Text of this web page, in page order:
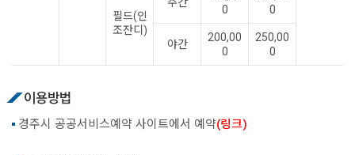
필드(인
조잔디)
0
0
야간
200,00
0
250,00
0
이용방법
경주시 공공서비스예약 사이트에서 예약(링크)